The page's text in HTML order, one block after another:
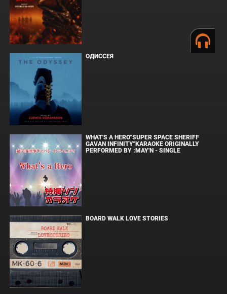
ОДИССЕЯ
WHAT'S A HERO"SUPER SPACE SHERIFF
GAVAN INFINITY"KARAOKE ORIGINALLY
PERFORMED BY :MAY'N - SINGLE
BOARD WALK LOVE STORIES